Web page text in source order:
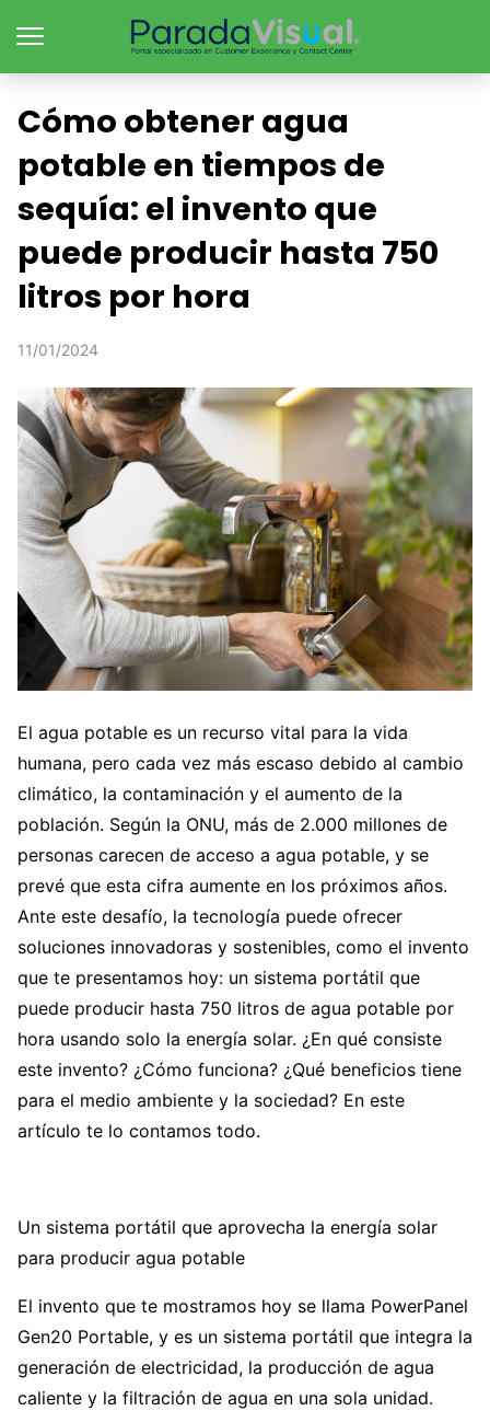
Cómo obtener agua
potable en tiempos de
sequía: el invento que
puede producir hasta 750
litros por hora
11/01/2024
El agua potable es un recurso vital para la vida
humana, pero cada vez más escaso debido al cambio
climático, la contaminación y el aumento de la
población. Según la ONU, más de 2.000 millones de
personas carecen de acceso a agua potable, y se
prevé que esta cifra aumente en los próximos años.
Ante este desafío, la tecnología puede ofrecer
soluciones innovadoras y sostenibles, como el invento
que te presentamos hoy: un sistema portátil que
puede producir hasta 750 litros de agua potable por
hora usando solo la energía solar. ¿En qué consiste
este invento? ¿Cómo funciona? ¿Qué beneficios tiene
para el medio ambiente y la sociedad? En este
artículo te lo contamos todo.
Un sistema portátil que aprovecha la energía solar
para producir agua potable
El invento que te mostramos hoy se llama PowerPanel
Gen20 Portable, y es un sistema portátil que integra la
generación de electricidad, la producción de agua
caliente y la filtración de agua en una sola unidad.